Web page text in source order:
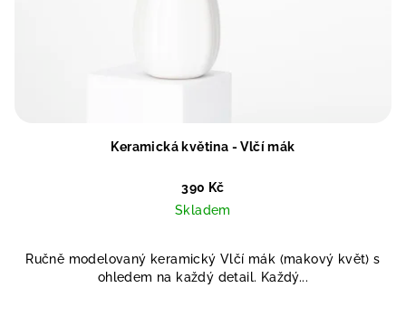
Keramická květina - Vlčí mák
390 Kč
Skladem
Ručně modelovaný keramický Vlčí mák (makový květ) s
ohledem na každý detail. Každý...